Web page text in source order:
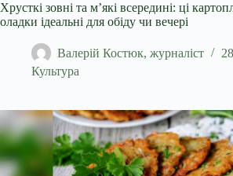
Хрусткі зовні та м’які всередині: ці
оладки ідеальні для обіду чи вечері
Валерій Костюк, журналіст
Культура